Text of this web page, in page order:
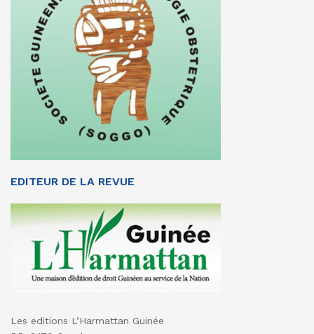
EDITEUR DE LA REVUE
Les editions L’Harmattan Guinée